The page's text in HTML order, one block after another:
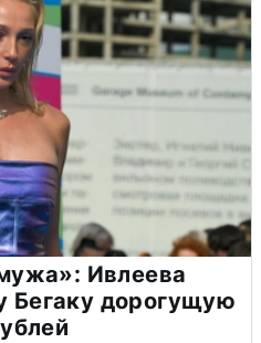
Ивлеева
Бегаку дорогущую